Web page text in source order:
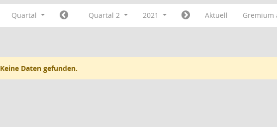
Quartal Quartal 2 2021 Aktuell Gremium
Keine Daten gefunden.